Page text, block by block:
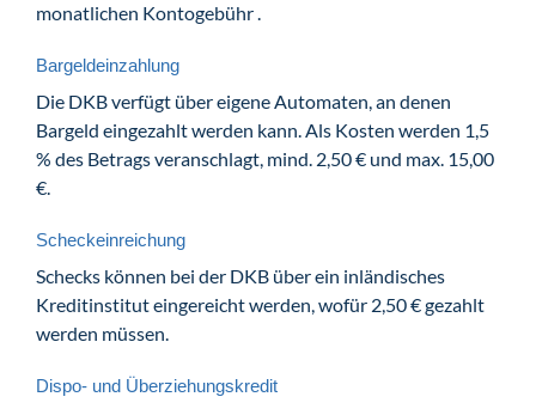
monatlichen Kontogebühr .
Bargeldeinzahlung
Die DKB verfügt über eigene Automaten, an denen
Bargeld eingezahlt werden kann. Als Kosten werden 1,5
% des Betrags veranschlagt, mind. 2,50 € und max. 15,00
€.
Scheckeinreichung
Schecks können bei der DKB über ein inländisches
Kreditinstitut eingereicht werden, wofür 2,50 € gezahlt
werden müssen.
Dispo- und Überziehungskredit